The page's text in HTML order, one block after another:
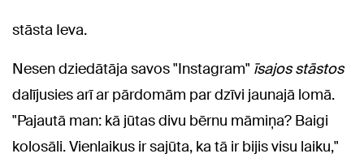
stāsta Ieva.
Nesen dziedātāja savos "Instagram" īsajos stāstos
dalījusies arī ar pārdomām par dzīvi jaunajā lomā.
"Pajautā man: kā jūtas divu bērnu māmiņa? Baigi
kolosāli. Vienlaikus ir sajūta, ka tā ir bijis visu laiku,"